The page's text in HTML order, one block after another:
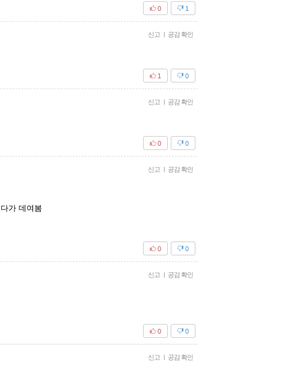
1
0
신고 | 공감 확인
0
1
신고 | 공감 확인
0
0
신고 | 공감 확인
가 데여봄
0
0
신고 | 공감 확인
0
0
신고 | 공감 확인